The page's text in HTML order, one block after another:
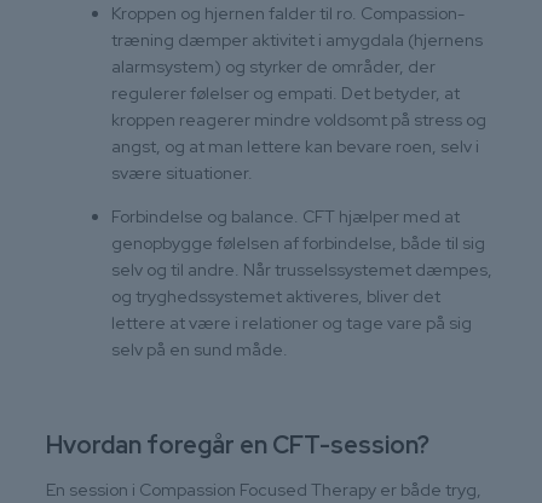
Kroppen og hjernen falder til ro. Compassion-
træning dæmper aktivitet i amygdala (hjernens
alarmsystem) og styrker de områder, der
regulerer følelser og empati. Det betyder, at
kroppen reagerer mindre voldsomt på stress og
angst, og at man lettere kan bevare roen, selv i
svære situationer.
Forbindelse og balance. CFT hjælper med at
genopbygge følelsen af forbindelse, både til sig
selv og til andre. Når trusselssystemet dæmpes,
og tryghedssystemet aktiveres, bliver det
lettere at være i relationer og tage vare på sig
selv på en sund måde.
Hvordan foregår en CFT-session?
En session i Compassion Focused Therapy er både tryg,